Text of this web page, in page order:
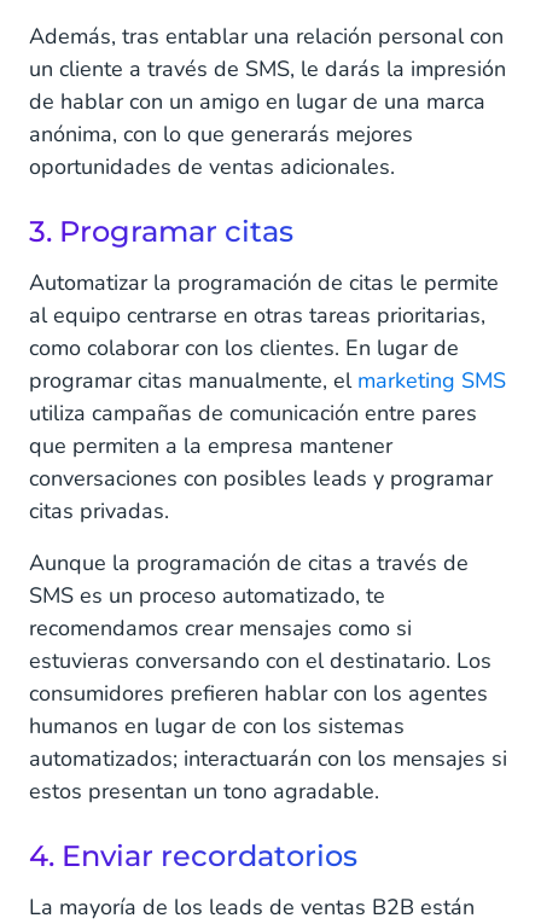
Además, tras entablar una relación personal con
un cliente a través de SMS, le darás la impresión
de hablar con un amigo en lugar de una marca
anónima, con lo que generarás mejores
oportunidades de ventas adicionales.
3. Programar citas
Automatizar la programación de citas le permite
al equipo centrarse en otras tareas prioritarias,
como colaborar con los clientes. En lugar de
programar citas manualmente, el marketing SMS
utiliza campañas de comunicación entre pares
que permiten a la empresa mantener
conversaciones con posibles leads y programar
citas privadas.
Aunque la programación de citas a través de
SMS es un proceso automatizado, te
recomendamos crear mensajes como si
estuvieras conversando con el destinatario. Los
consumidores prefieren hablar con los agentes
humanos en lugar de con los sistemas
automatizados; interactuarán con los mensajes si
estos presentan un tono agradable.
4. Enviar recordatorios
La mayoría de los leads de ventas B2B están